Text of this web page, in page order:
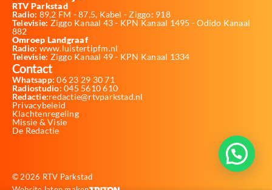
RTV Parkstad
Radio: 89,2 FM - 87,5, Kabel - Ziggo: 918
Televisie: Ziggo Kanaal 43 - KPN Kanaal 1495 - Odido Kanaal
882
Omroep Landgraaf
Radio: www.luistertipfm.nl
Televisie: Ziggo Kanaal 49 - KPN Kanaal 1334
Contact
Whatsapp: 06 23 29 30 71
Radiostudio: 045 5610 610
Redactie:redactie@rtvparkstad.nl
Privacybeleid
Klachtenregeling
Missie & Visie
De Redactie
© 2026 RTV Parkstad